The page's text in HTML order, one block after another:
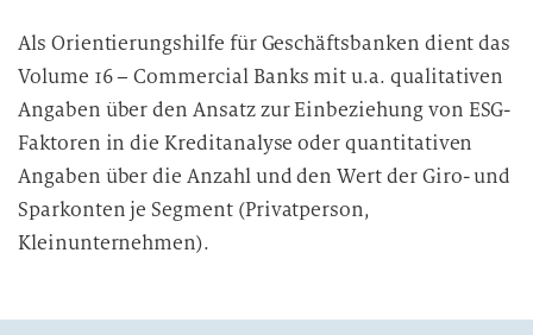
Als Orientierungshilfe für Geschäftsbanken dient das
Volume 16 – Commercial Banks mit u.a. qualitativen
Angaben über den Ansatz zur Einbeziehung von ESG-
Faktoren in die Kreditanalyse oder quantitativen
Angaben über die Anzahl und den Wert der Giro- und
Sparkonten je Segment (Privatperson,
Kleinunternehmen).